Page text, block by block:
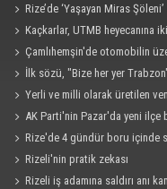
Rize’de ‘Yaşayan Miras
Kaçkarlar, UTMB heyecanına
Çamlıhemşin'de otomobilin
İlk sözü, "Bize her yer
Yerli ve milli olarak üretilen
AK Parti'nin Pazar'da yeni ilçe
Rize'de 4 gündür boru içinde
Rizeli'nin pratik zekası
Rizeli iş adamına saldırı anı